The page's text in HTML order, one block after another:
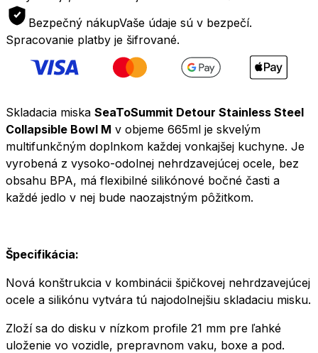
Bowl
hnedá
Bezpečný nákupVaše údaje sú v bezpečí.
Spracovanie platby je šifrované.
Skladacia miska SeaToSummit Detour Stainless Steel
Collapsible Bowl M v objeme 665ml je skvelým
multifunkčným doplnkom každej vonkajšej kuchyne. Je
vyrobená z vysoko-odolnej nehrdzavejúcej ocele, bez
obsahu BPA, má flexibilné silikónové bočné časti a
každé jedlo v nej bude naozajstným pôžitkom.
Špecifikácia:
Nová konštrukcia v kombinácii špičkovej nehrdzavejúcej
ocele a silikónu vytvára tú najodolnejšiu skladaciu misku.
Zloží sa do disku v nízkom profile 21 mm pre ľahké
uloženie vo vozidle, prepravnom vaku, boxe a pod.